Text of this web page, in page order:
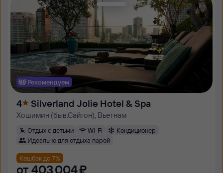
Рекомендуем
4 Silverland Jolie Hotel & Spa
Хошимин (быв.Сайгон), Вьетнам
Отдых с детьми Wi-Fi
Кондиционер
Идеально для отдыха парой
Кешбэк до 7%
от 403 ⁠004 ⁠₽